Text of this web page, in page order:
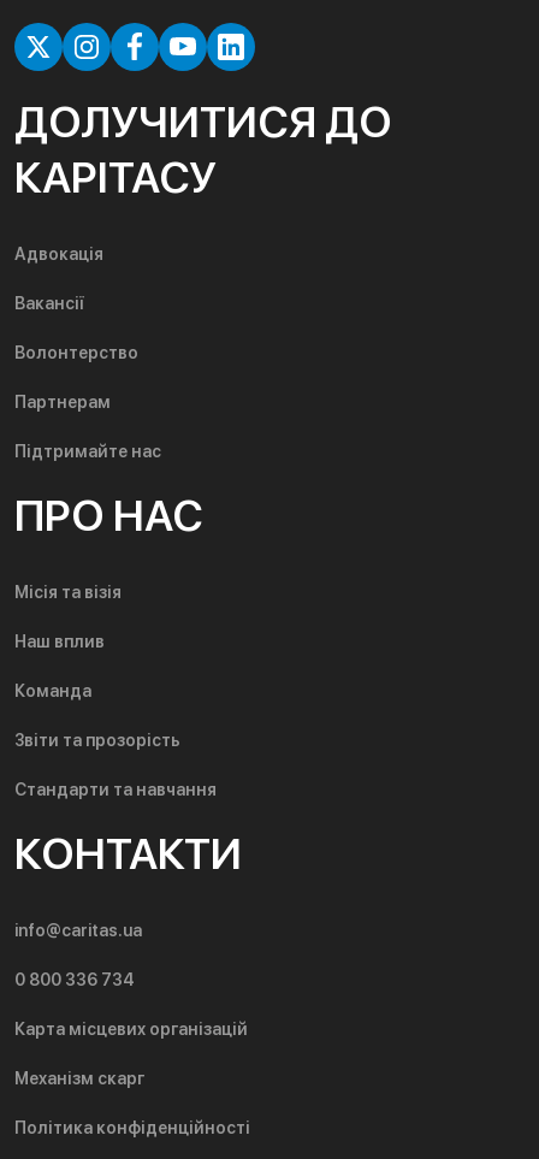
ДОЛУЧИТИСЯ ДО
КАРІТАСУ
Адвокація
Вакансії
Волонтерство
Партнерам
Підтримайте нас
ПРО НАС
Місія та візія
Наш вплив
Команда
Звіти та прозорість
Стандарти та навчання
КОНТАКТИ
info@caritas.ua
0 800 336 734
Карта місцевих організацій
Механізм скарг
Політика конфіденційності